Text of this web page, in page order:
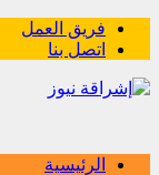
فريق العمل
اتصل بنا
الرئيسية